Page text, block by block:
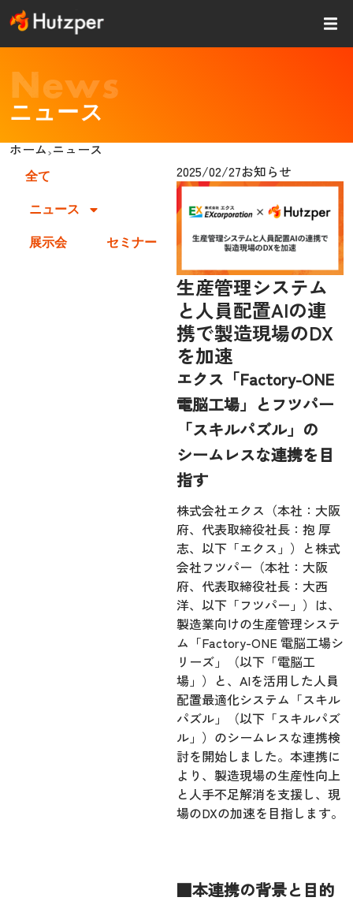
容
を
キッNews
ニュース
ホーム›ニュース
全て
ニュース
展示会 セミナー
2025/02/27お知らせ
生産管理システム
と人員配置AIの連
携で製造現場のDX
を加速
エクス「Factory-ONE
電脳工場」とフツパー
「スキルパズル」の
シームレスな連携を目
指す
株式会社エクス（本社：大阪
府、代表取締役社長：抱 厚
志、以下「エクス」）と株式
会社フツパー（本社：大阪
府、代表取締役社長：大西
洋、以下「フツパー」）は、
製造業向けの生産管理システ
ム「Factory-ONE 電脳工場シ
リーズ」（以下「電脳工
場」）と、AIを活用した人員
配置最適化システム「スキル
パズル」（以下「スキルパズ
ル」）のシームレスな連携検
討を開始しました。本連携に
より、製造現場の生産性向上
と人手不足解消を支援し、現
場のDXの加速を目指します。
■本連携の背景と目的